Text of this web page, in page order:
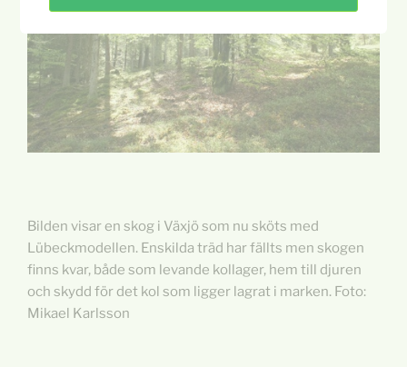
Bilden visar en skog i Växjö som nu sköts med
Lübeckmodellen. Enskilda träd har fällts men skogen
finns kvar, både som levande kollager, hem till djuren
och skydd för det kol som ligger lagrat i marken. Foto:
Mikael Karlsson